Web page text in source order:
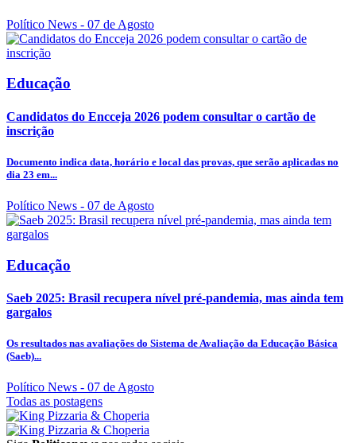
Político News - 07 de Agosto
Educação
Candidatos do Encceja 2026 podem consultar o cartão de
inscrição
Documento indica data, horário e local das provas, que serão aplicadas no
dia 23 em...
Político News - 07 de Agosto
Educação
Saeb 2025: Brasil recupera nível pré-pandemia, mas ainda tem
gargalos
Os resultados nas avaliações do Sistema de Avaliação da Educação Básica
(Saeb)...
Político News - 07 de Agosto
Todas as postagens